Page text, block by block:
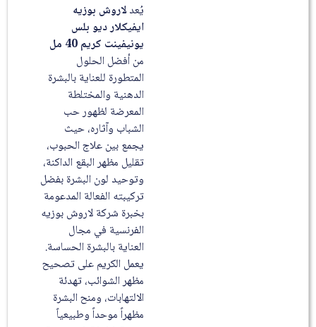
لاروش بوزيه
ايفيكلار ديو بلس
يونيفينت كريم 40 مل
من أفضل الحلول
المتطورة للعناية بالبشرة
الدهنية والمختلطة
المعرضة لظهور حب
الشباب وآثاره، حيث
يجمع بين علاج الحبوب،
تقليل مظهر البقع الداكنة،
وتوحيد لون البشرة بفضل
تركيبته الفعالة المدعومة
بخبرة شركة لاروش بوزيه
الفرنسية في مجال
العناية بالبشرة الحساسة.
يعمل الكريم على تصحيح
مظهر الشوائب، تهدئة
الالتهابات، ومنح البشرة
مظهراً موحداً وطبيعياً